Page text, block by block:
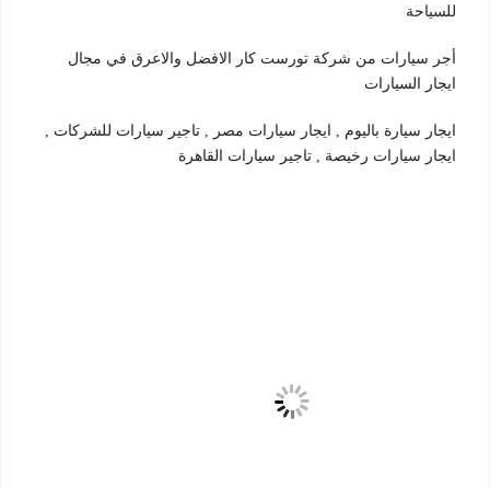
للسياحة
أجر سيارات من شركة تورست كار الافضل والاعرق في مجال
ايجار السيارات
ايجار سيارة باليوم , ايجار سيارات مصر , تاجير سيارات للشركات ,
ايجار سيارات رخيصة , تاجير سيارات القاهرة